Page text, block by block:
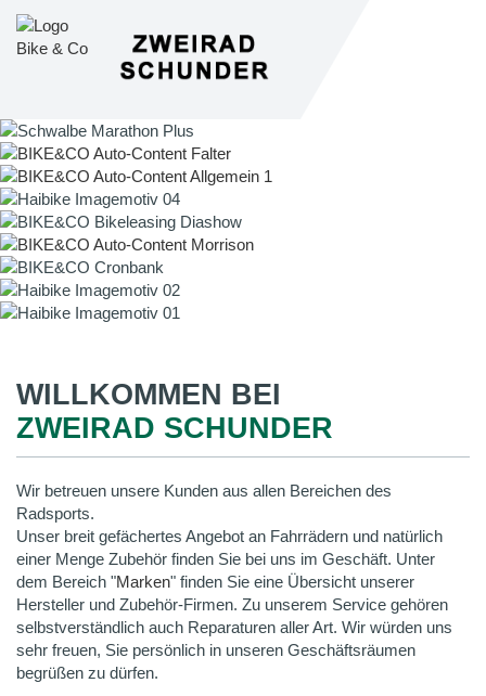
WILLKOMMEN BEI
ZWEIRAD SCHUNDER
Wir betreuen unsere Kunden aus allen Bereichen des
Radsports.
Unser breit gefächertes Angebot an Fahrrädern und natürlich
einer Menge Zubehör finden Sie bei uns im Geschäft. Unter
dem Bereich "Marken" finden Sie eine Übersicht unserer
Hersteller und Zubehör-Firmen. Zu unserem Service gehören
selbstverständlich auch Reparaturen aller Art. Wir würden uns
sehr freuen, Sie persönlich in unseren Geschäftsräumen
begrüßen zu dürfen.